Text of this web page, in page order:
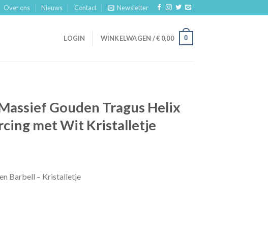
Over ons Nieuws Contact Newsletter
LOGIN WINKELWAGEN /€ 0,00 0
Gouden Tragus Helix
met Wit Kristalletje
Barbell – Kristalletje